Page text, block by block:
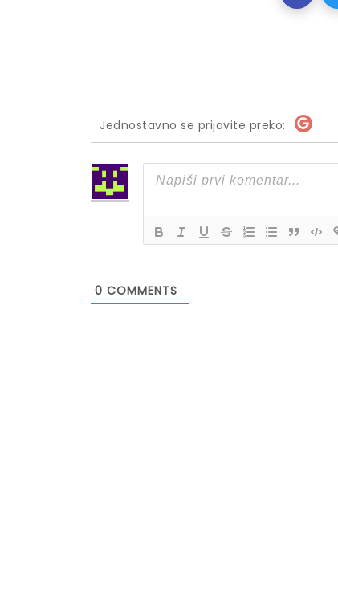
Jednostavno se prijavite preko:
0 COMMENTS